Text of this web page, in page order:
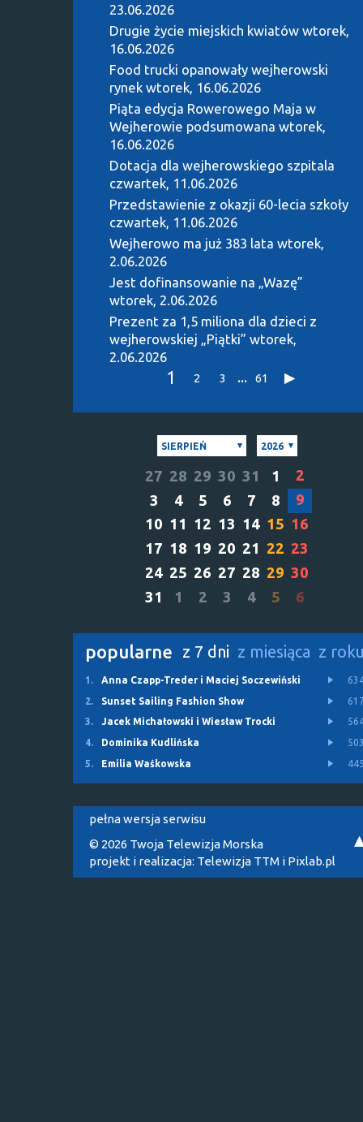
23.06.2026
Drugie życie miejskich kwiatów wtorek,
16.06.2026
Food trucki opanowały wejherowski
rynek wtorek, 16.06.2026
Piąta edycja Rowerowego Maja w
Wejherowie podsumowana wtorek,
16.06.2026
Dotacja dla wejherowskiego szpitala
czwartek, 11.06.2026
Przedstawienie z okazji 60-lecia szkoły
czwartek, 11.06.2026
Wejherowo ma już 383 lata wtorek,
2.06.2026
Jest dofinansowanie na „Wazę”
wtorek, 2.06.2026
Prezent za 1,5 miliona dla dzieci z
wejherowskiej „Piątki” wtorek,
2.06.2026
1 2 3 ... 61
SIERPIEŃ 2026
27 28 29 30 31 1
2
3
4 5 6 7 8
9
10 11 12 13 14 15 16
17 18 19 20 21 22 23
24 25 26 27 28 29 30
31
1 2 3 4 5 6
popularne z 7 dni z miesiąca z
1. Anna Czapp-Treder i Maciej Soczewiński
2.
Sunset Sailing Fashion Show
3.
Jacek Michałowski i Wiesław Trocki
4.
Dominika Kudlińska
5.
Emilia Waśkowska
pełna wersja serwisu
© 2026 Twoja Telewizja Morska
projekt i realizacja: Telewizja TTM i Pixlab.pl